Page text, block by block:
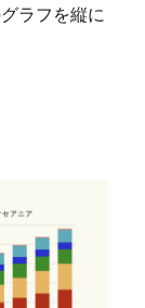
ラフを縦に